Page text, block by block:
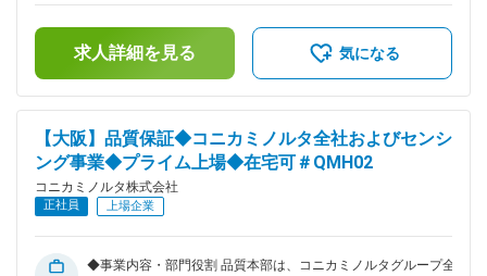
工場での新製品立ち上げに向けたプロセス条件設計や、既存製
品の品質・生産性向上に関する技術課題を抽出し、改善を推進
します。 ・品質・生産性向上に関する技術課題の抽出 ・課題
解決に向けたプロセス設計、構想提案、検討計画の作成・実行
ョンの魅力： ・DXを取り入れた工場で、新製品立ち上げにお
ける生産技術業務に携わることができます。 ・技術職同士で
チームを組み、大規模工場の安定稼働に向けて、自身の強みを
生かしながらスキルを発揮できます。 【リモートワーク頻
度】 リモートワークとの併用は可能ですが、生産工程との調
整業務が多いため、出社が中心となります。 変更の範囲：会
り、選考を通じて上下する可能性があります。月給(月額)は固
定手当を含めた表記です。
求人詳細を見る 気になる
【大阪】品質保証◆コニカミノルタ全社およびセンシ
ング事業◆プライム上場◆在宅可＃QMH02
コニカミノルタ株式会社
正社員 上場企業
◆事業内容・部門役割 品質本部は、コニカミノルタグループ全